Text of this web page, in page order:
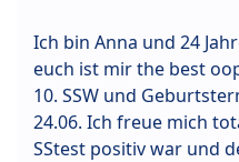
Ich bin Anna und 24
euch ist mir the best
10. SSW und
24.06. Ich freue mich
SStest positiv war und